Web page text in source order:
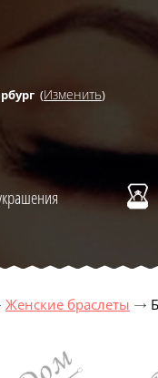
(Изменить)
Женские браслеты